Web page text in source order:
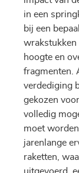
in een
bij een
hoogte en
fragmenten.
verdediging
gekozen
volledig
moet
jarenlange
raketten,